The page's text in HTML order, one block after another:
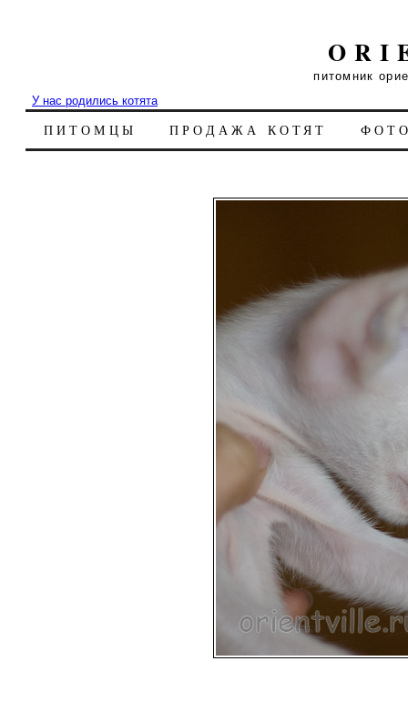
питомник
У нас родились котята
ПИТОМЦЫ ПРОДАЖА КОТЯТ